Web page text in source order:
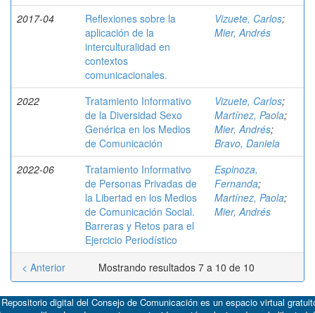
2017-04
Reflexiones sobre la
aplicación de la
interculturalidad en
contextos
comunicacionales.
Vizuete, Carlos;
Mier, Andrés
2022
Tratamiento Informativo
de la Diversidad Sexo
Genérica en los Medios
de Comunicación
Vizuete, Carlos;
Martínez, Paola;
Mier, Andrés;
Bravo, Daniela
2022-06
Tratamiento Informativo
de Personas Privadas de
la Libertad en los Medios
de Comunicación Social.
Barreras y Retos para el
Ejercicio Periodístico
Espinoza,
Fernanda;
Martínez, Paola;
Mier, Andrés
Mostrando resultados 7 a 10 de 10
< Anterior
digital del Consejo de Comunicación es un espacio virtual